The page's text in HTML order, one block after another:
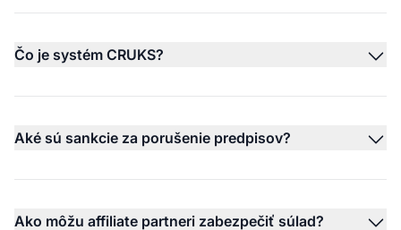
Čo je systém CRUKS?
Aké sú sankcie za porušenie predpisov?
Ako môžu affiliate partneri zabezpečiť súlad?